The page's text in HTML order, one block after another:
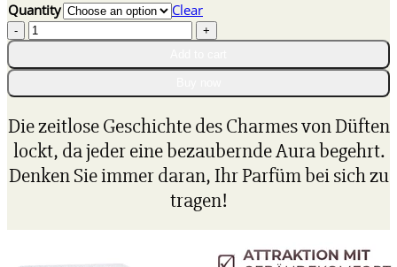
$20.95
Quantity
Clear
EternaLure
Elixier
Eau
Toilette
quantity
Die zeitlose Geschichte des Charmes von Düften
lockt, da jeder eine bezaubernde Aura begehrt.
Denken Sie immer daran, Ihr Parfüm bei sich zu
tragen!